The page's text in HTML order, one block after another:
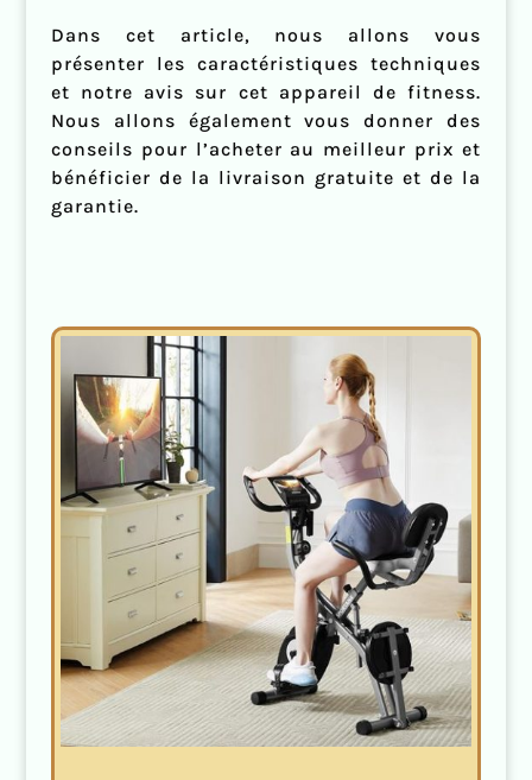
Dans cet article, nous allons vous
présenter les caractéristiques techniques
et notre avis sur cet appareil de fitness.
Nous allons également vous donner des
conseils pour l’acheter au meilleur prix et
bénéficier de la livraison gratuite et de la
garantie.